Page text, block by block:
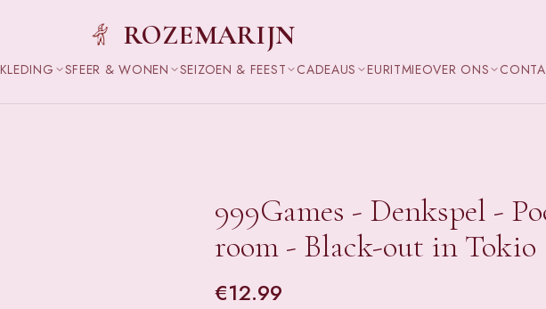
ROZEMARIJN
KLEDING SFEER & WONEN SEIZOEN & FEEST CADEAUS EURITMIEOVER ONS
999Games - Denkspel -
room - Black-out in Tokio
€12.99